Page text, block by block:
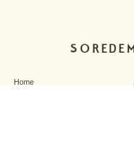
Home